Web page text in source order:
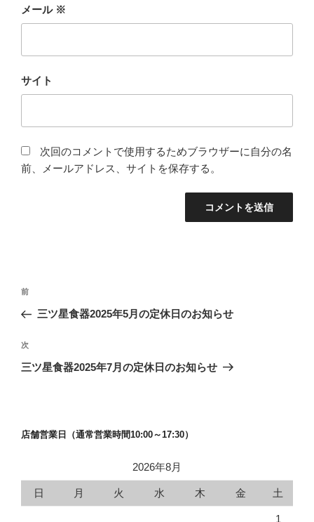
メール ※
サイト
次回のコメントで使用するためブラウザーに自分の名
前、メールアドレス、サイトを保存する。
投
ナ
ビ
ゲ
ン
前
の
稿
前
三ツ星食器2025年5月の定休日のお知らせ
次
の
次
三ツ星食器2025年7月の定休日のお知らせ
店舗営業日（通常営業時間10:00～17:30）
2026年8月
日 月 火 水 木 金 土
1